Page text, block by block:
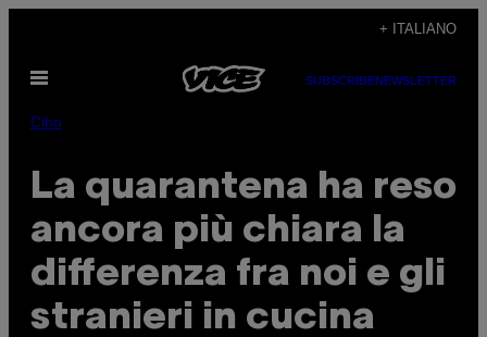
contenuto
+ ITALIANO
Apri
SUBSCRIBENEWSLETTER
Cibo
La quarantena ha reso
ancora più chiara la
differenza fra noi e gli
stranieri in cucina